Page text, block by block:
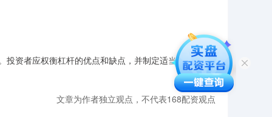
资者应权衡杠杆的优点和缺点，并制定适当的风险管理
文章为作者独立观点，不代表168配资观点